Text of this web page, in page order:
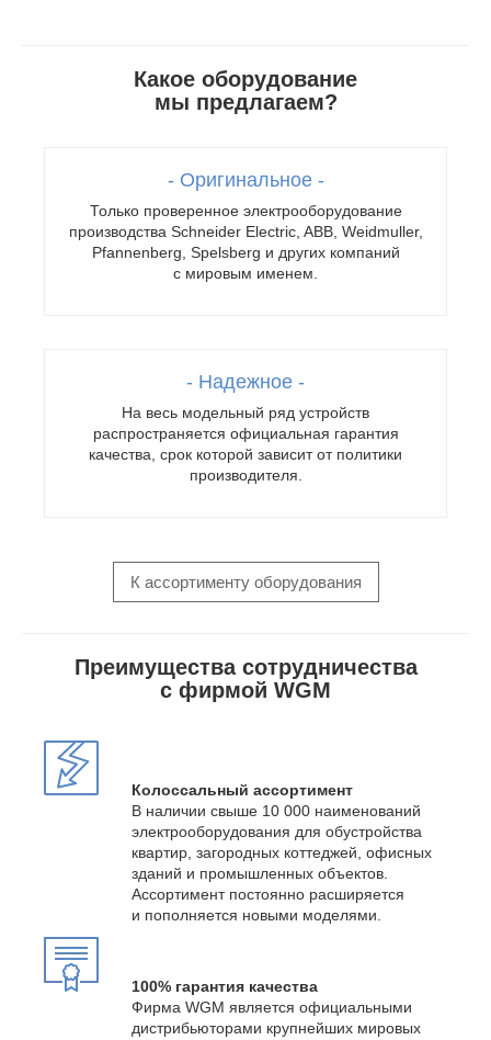
Какое оборудование
мы предлагаем?
- Оригинальное -
Только проверенное электрооборудование
производства Schneider Electric, ABB, Weidmuller,
Pfannenberg, Spelsberg и других компаний
с мировым именем.
- Надежное -
На весь модельный ряд устройств
распространяется официальная гарантия
качества, срок которой зависит от политики
производителя.
К ассортименту оборудования
Преимущества сотрудничества
с фирмой WGM
Колоссальный ассортимент
В наличии свыше 10 000 наименований
электрооборудования для обустройства
квартир, загородных коттеджей, офисных
зданий и промышленных объектов.
Ассортимент постоянно расширяется
и пополняется новыми моделями.
100% гарантия качества
Фирма WGM является официальными
дистрибьюторами крупнейших мировых